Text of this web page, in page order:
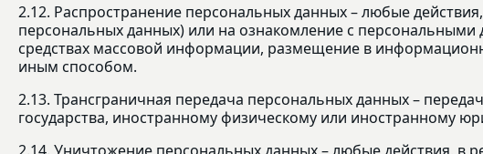
2.12. Распространение персональных данных – любые
персональных данных) или на ознакомление с
средствах массовой информации, размещение в
иным способом.
2.13. Трансграничная передача персональных данных –
государства, иностранному физическому или иностранному
2.14. Уничтожение персональных данных – любые действия, в